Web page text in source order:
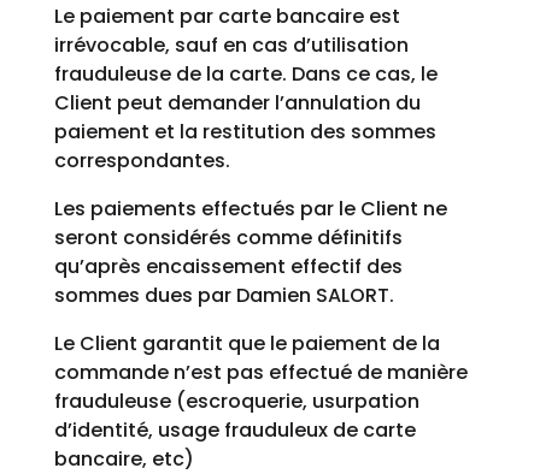
Le paiement par carte bancaire est
irrévocable, sauf en cas d’utilisation
frauduleuse de la carte. Dans ce cas, le
Client peut demander l’annulation du
paiement et la restitution des sommes
correspondantes.
Les paiements effectués par le Client ne
seront considérés comme définitifs
qu’après encaissement effectif des
sommes dues par Damien SALORT.
Le Client garantit que le paiement de la
commande n’est pas effectué de manière
frauduleuse (escroquerie, usurpation
d’identité, usage frauduleux de carte
bancaire, etc)